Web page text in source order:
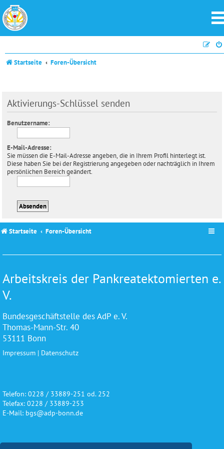
Startseite Foren-Übersicht
Aktivierungs-Schlüssel senden
Benutzername:
E-Mail-Adresse:
Sie müssen die E-Mail-Adresse angeben, die in Ihrem Profil hinterlegt ist.
Diese haben Sie bei der Registrierung angegeben oder nachträglich in Ihrem
persönlichen Bereich geändert.
Startseite Foren-Übersicht
Arbeitskreis der Pankreatektomierten e.
V.
Bundesgeschäftstelle des AdP e. V.
Thomas-Mann-Str. 40
53111 Bonn
Impressum | Datenschutz
Telefon: 0228 / 33889-251 od. 252
Telefax: 0228 / 33889-253
E-Mail: bgs@adp-bonn.de